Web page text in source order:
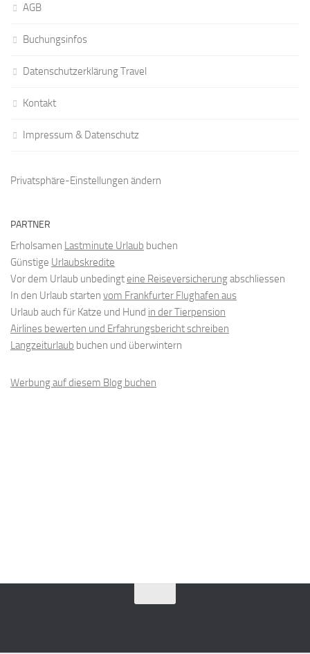
AGB
Buchungsinfos
Datenschutzerklärung Travel
Kontakt
Impressum & Datenschutz
Privatsphäre-Einstellungen ändern
PARTNER
Erholsamen Lastminute Urlaub buchen
Günstige Urlaubskredite
Vor dem Urlaub unbedingteine Reiseversicherungabschliessen
In den Urlaub starten vom Frankfurter Flughafen aus
Urlaub auch für Katze und Hund in der Tierpension
Airlines bewerten und Erfahrungsbericht schreiben
Langzeiturlaub buchen und überwintern
Werbung auf diesem Blog buchen